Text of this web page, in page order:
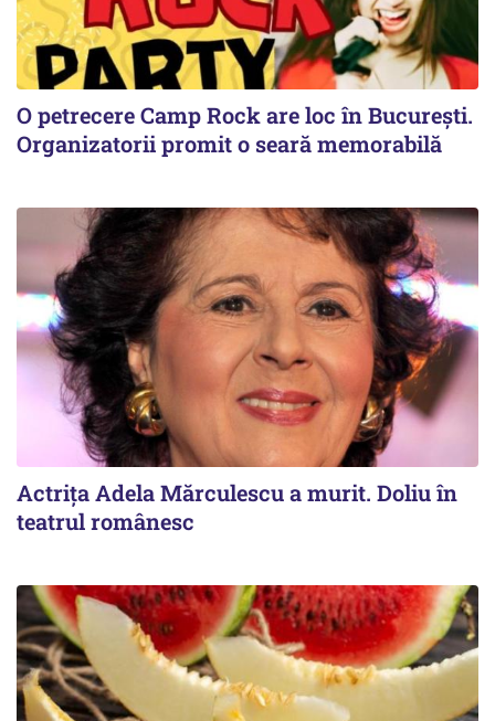
O petrecere Camp Rock are loc în București.
Organizatorii promit o seară memorabilă
Actrița Adela Mărculescu a murit. Doliu în
teatrul românesc